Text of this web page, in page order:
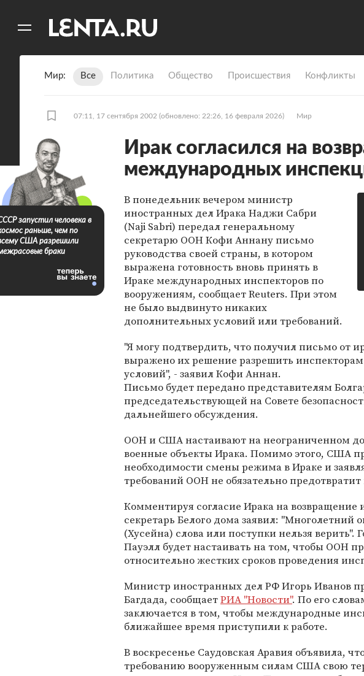
Мир Все Политика Общество Происшествия Конфликты
07:11, 17 сентября 2002 (обновлено: 22:26, 16 февраля 2026) Мир
Ирак согласился на
международных
В понедельник вечером министр
иностранных дел Ирака Наджи Сабри
(Naji Sabri) передал генеральному
секретарю ООН Кофи Аннану письмо
руководства своей страны, в котором
выражена готовность вновь принять в
Ираке международных инспекторов по
вооружениям, сообщает Reuters. При этом
не было выдвинуто никаких
дополнительных условий или требований.
"Я могу подтвердить, что получил письмо от
выражено их решение разрешить инспекторам
условий", - заявил Кофи Аннан.
Письмо будет передано представителям
председательствующей на Совете
дальнейшего обсуждения.
ООН и США настаивают на неограниченном
военные объекты Ирака. Помимо этого, США
необходимости смены режима в Ираке и
требований ООН не обязательно
Комментируя согласие Ирака на возвращение
секретарь Белого дома заявил: "Многолетний
(Хусейна) слова или поступки нельзя
Пауэлл будет настаивать на том, чтобы ООН
относительно жестких сроков проведения
Министр иностранных дел РФ Игорь Иванов
Багдада, сообщаетРИА "Новости". По его
заключается в том, чтобы международные
ближайшее время приступили к работе.
В воскресенье Саудовская Аравия объявила,
требованию вооруженным силам США свою
запустил человека в
раньше, чем по
США разрешили
браки